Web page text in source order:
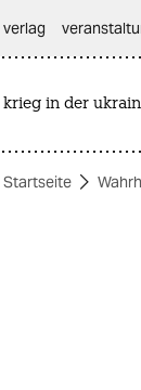
themen
verlag
krieg in der
Startseite